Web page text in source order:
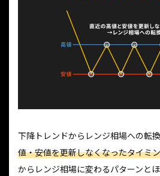
下降トレンドからレンジ相場への転換
値・安値を更新しなくなったタイミ
からレンジ相場に変わるパターンと